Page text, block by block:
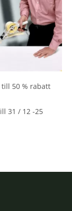
50 % rabatt
31 / 12 -25